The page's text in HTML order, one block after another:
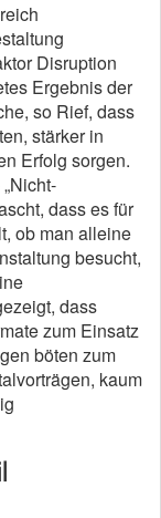
Disruption
Ergebnis der
so Rief, dass
stärker in
Erfolg sorgen.
dass es für
ob man alleine
besucht,
dass
zum Einsatz
böten zum
kaum